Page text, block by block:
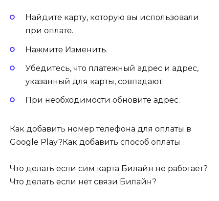
Найдите карту, которую вы использовали
при оплате.
Нажмите Изменить.
Убедитесь, что платежный адрес и адрес,
указанный для карты, совпадают.
При необходимости обновите адрес.
Как добавить номер телефона для оплаты в
Google Play?Как добавить способ оплаты
Что делать если сим карта Билайн не работает?
Что делать если нет связи Билайн?